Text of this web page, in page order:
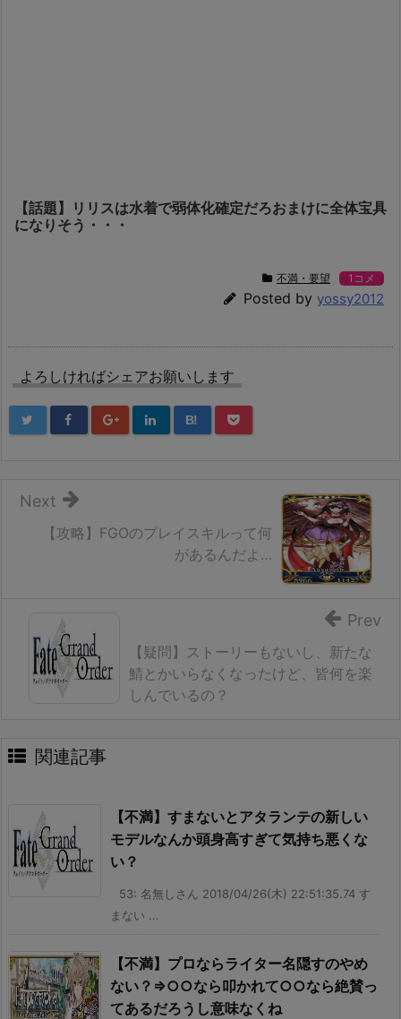
【話題】リリスは水着で弱体化確定だろおまけに全体宝具
になりそう・・・
不満・要望 1コメ
Posted by yossy2012
よろしければシェアお願いします
B!
【攻略】FGOのプレイスキルって何
があるんだよ…
Next
【疑問】ストーリーもないし、新たな
鯖とかいらなくなったけど、皆何を楽
しんでいるの？
Prev
関連記事
【不満】すまないとアタランテの新しい
モデルなんか頭身高すぎて気持ち悪くな
い？
53: 名無しさん 2018/04/26(木) 22:51:35.74 す
まない ...
【不満】プロならライター名隠すのやめ
ない？⇒○○なら叩かれて○○なら絶賛っ
てあるだろうし意味なくね